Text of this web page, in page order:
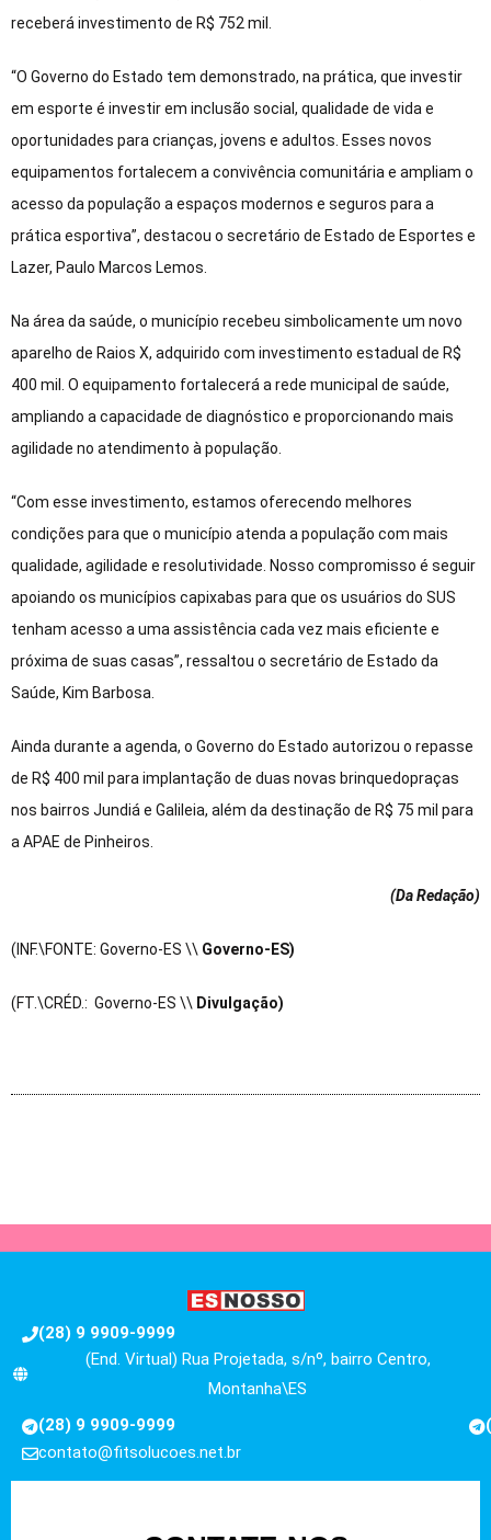
receberá investimento de R$ 752 mil.
“O Governo do Estado tem demonstrado, na prática, que investir
em esporte é investir em inclusão social, qualidade de vida e
oportunidades para crianças, jovens e adultos. Esses novos
equipamentos fortalecem a convivência comunitária e ampliam o
acesso da população a espaços modernos e seguros para a
prática esportiva”, destacou o secretário de Estado de Esportes e
Lazer, Paulo Marcos Lemos.
Na área da saúde, o município recebeu simbolicamente um novo
aparelho de Raios X, adquirido com investimento estadual de R$
400 mil. O equipamento fortalecerá a rede municipal de saúde,
ampliando a capacidade de diagnóstico e proporcionando mais
agilidade no atendimento à população.
“Com esse investimento, estamos oferecendo melhores
condições para que o município atenda a população com mais
qualidade, agilidade e resolutividade. Nosso compromisso é seguir
apoiando os municípios capixabas para que os usuários do SUS
tenham acesso a uma assistência cada vez mais eficiente e
próxima de suas casas”, ressaltou o secretário de Estado da
Saúde, Kim Barbosa.
Ainda durante a agenda, o Governo do Estado autorizou o repasse
de R$ 400 mil para implantação de duas novas brinquedopraças
nos bairros Jundiá e Galileia, além da destinação de R$ 75 mil para
a APAE de Pinheiros.
(Da Redação)
(INF.\FONTE: Governo-ES \\ Governo-ES)
(FT.\CRÉD.: Governo-ES \\ Divulgação)
(28) 9 9909-9999
(End. Virtual) Rua Projetada, s/nº, bairro Centro,
Montanha\ES
(28) 9 9909-9999
contato@fitsolucoes.net.br